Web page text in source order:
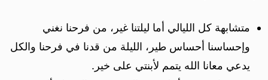
متشابهة كل الليالي أما ليلتنا غير، من فرحنا نغني
وإحساسنا أحساس طير، الليلة من قدنا في فرحنا والكل
يدعي معانا الله يتمم لأبنتي على خير.